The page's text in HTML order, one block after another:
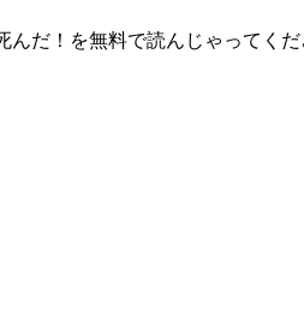
だ！を無料で読んじゃってくだ